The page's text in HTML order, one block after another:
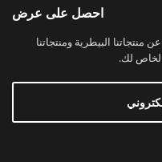
احصل على عرض
البيطرية ومنتجاتنا
لك.